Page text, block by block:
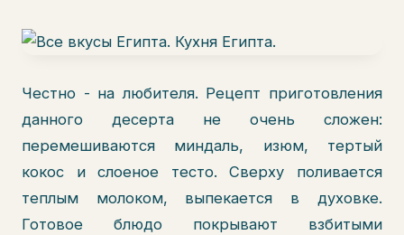
Честно - на любителя. Рецепт приготовления
данного десерта не очень сложен:
перемешиваются миндаль, изюм, тертый
кокос и слоеное тесто. Сверху поливается
теплым молоком, выпекается в духовке.
Готовое блюдо покрывают взбитыми